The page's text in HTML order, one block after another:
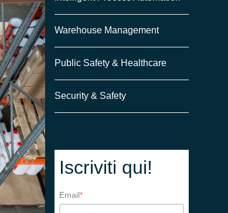
Warehouse Management
Public Safety & Healthcare
Security & Safety
Iscriviti qui!
Email*